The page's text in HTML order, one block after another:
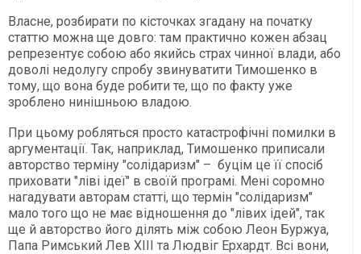
Власне, розбирати по кісточках згадану на початку
статтю можна ще довго: там практично кожен абзац
репрезентує собою або якийсь страх чинної влади, або
доволі недолугу спробу звинуватити Тимошенко в
тому, що вона буде робити те, що по факту уже
зроблено нинішньою владою.
При цьому робляться просто катастрофічні помилки в
аргументації. Так, наприклад, Тимошенко приписали
авторство терміну "солідаризм" – буцім це її спосіб
приховати "ліві ідеї" в своїй програмі. Мені соромно
нагадувати авторам статті, що термін "солідаризм"
мало того що не має відношення до "лівих ідей", так
ще й авторство його ділять між собою Леон Буржуа,
Папа Римський Лев XIII та Людвіг Ерхардт. Всі вони,